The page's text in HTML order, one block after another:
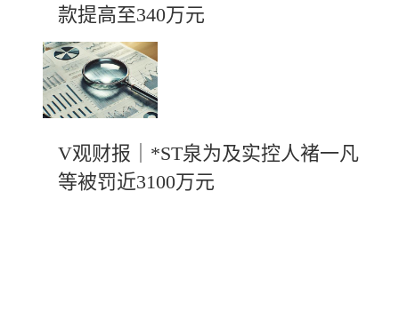
款提高至340万元
V观财报｜*ST泉为及实控人褚一凡
等被罚近3100万元